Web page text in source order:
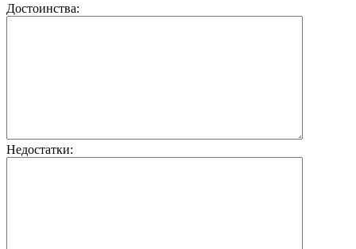
Достоинства:
Недостатки: